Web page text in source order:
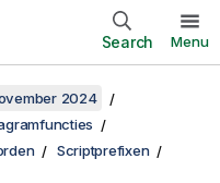
Search Menu
2024
Scriptprefixen